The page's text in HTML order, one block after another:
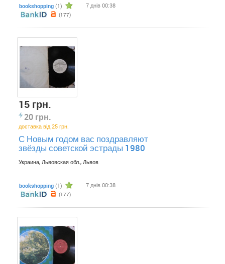
bookshopping (1)
(177)
7 днів 00:38
15 грн.
20 грн.
доставка від 25 грн.
С Новым годом вас поздравляют
звёзды советской эстрады 1980
Украина, Львовская обл., Львов
bookshopping (1)
(177)
7 днів 00:38